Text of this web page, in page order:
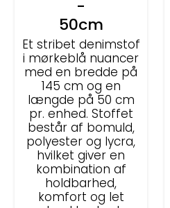
-
50cm
Et stribet denimstof
i mørkeblå nuancer
med en bredde på
145 cm og en
længde på 50 cm
pr. enhed. Stoffet
består af bomuld,
polyester og lycra,
hvilket giver en
kombination af
holdbarhed,
komfort og let